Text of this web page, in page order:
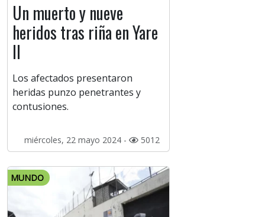
Un muerto y nueve
heridos tras riña en Yare
II
Los afectados presentaron
heridas punzo penetrantes y
contusiones.
miércoles, 22 mayo 2024 - 5012
MUNDO